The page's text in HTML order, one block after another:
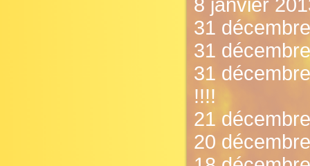
8 janvier
31
31
31
!!!!
21
20